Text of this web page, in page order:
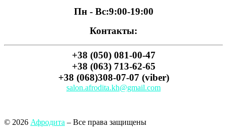
Пн - Вс:9:00-19:00
Контакты:
+38 (050) 081-00-47
+38 (063) 713-62-65
+38 (068)308-07-07 (viber)
salon.afrodita.kh@gmail.com
© 2026 Афродита – Все права защищены